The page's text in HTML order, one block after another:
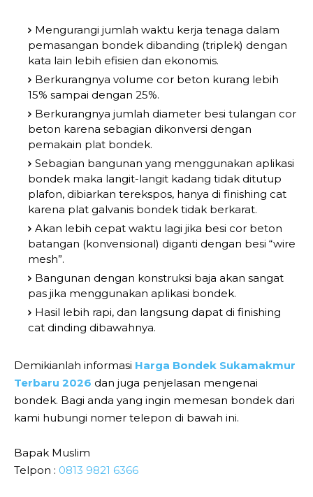
Mengurangi jumlah waktu kerja tenaga dalam
pemasangan bondek dibanding (triplek) dengan
kata lain lebih efisien dan ekonomis.
Berkurangnya volume cor beton kurang lebih
15% sampai dengan 25%.
Berkurangnya jumlah diameter besi tulangan cor
beton karena sebagian dikonversi dengan
pemakain plat bondek.
Sebagian bangunan yang menggunakan aplikasi
bondek maka langit-langit kadang tidak ditutup
plafon, dibiarkan terekspos, hanya di finishing cat
karena plat galvanis bondek tidak berkarat.
Akan lebih cepat waktu lagi jika besi cor beton
batangan (konvensional) diganti dengan besi “wire
mesh”.
Bangunan dengan konstruksi baja akan sangat
pas jika menggunakan aplikasi bondek.
Hasil lebih rapi, dan langsung dapat di finishing
cat dinding dibawahnya.
Demikianlah informasi Harga Bondek Sukamakmur
Terbaru 2026 dan juga penjelasan mengenai
bondek. Bagi anda yang ingin memesan bondek dari
kami hubungi nomer telepon di bawah ini.
Bapak Muslim
Telpon : 0813 9821 6366